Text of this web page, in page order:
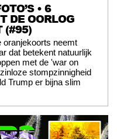
• 6
DE OORLOG
(#95)
oranjekoorts neemt
dat betekent natuurlijk
met de 'war on
stompzinnigheid
Trump er bijna slim